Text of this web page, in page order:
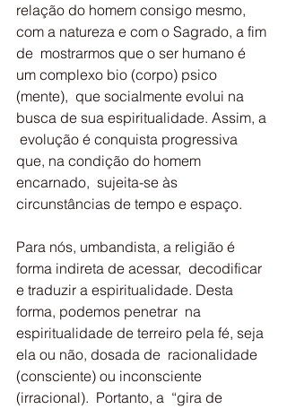
relação do homem consigo mesmo,
com a natureza e com o Sagrado, a fim
de  mostrarmos que o ser humano é
um complexo bio (corpo) psico
(mente),  que socialmente evolui na
busca de sua espiritualidade. Assim, a
evolução é conquista progressiva
que, na condição do homem
encarnado,  sujeita-se às
circunstâncias de tempo e espaço.
Para nós, umbandista, a religião é
forma indireta de acessar,  decodificar
e traduzir a espiritualidade. Desta
forma, podemos penetrar  na
espiritualidade de terreiro pela fé, seja
ela ou não, dosada de  racionalidade
(consciente) ou inconsciente
(irracional).  Portanto, a  “gira de